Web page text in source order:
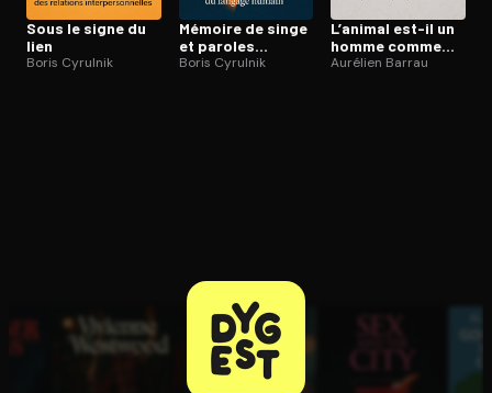
Sous le signe du
lien
Boris Cyrulnik
Mémoire de singe
et paroles
d’homme
Boris Cyrulnik
L’animal est-il un
homme comme
les autres ?
Aurélien Barrau